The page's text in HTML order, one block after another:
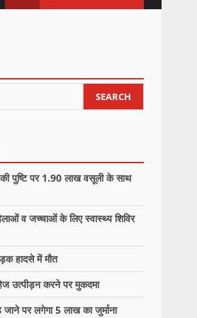
SEARCH
पुष्टि पर 1.90 लाख वसूली के साथ
व जच्चाओं के लिए स्वास्थ्य शिविर
हादसे में मौत
उत्पीड़न करने पर मुकदमा
पर लगेगा 5 लाख का जुर्माना